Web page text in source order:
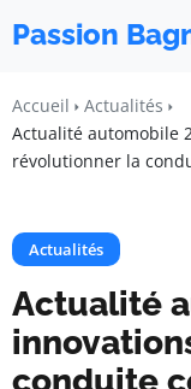
Passion
Accueil
Actualités
Actualité automobile
révolutionner la
Actualités
Actualité